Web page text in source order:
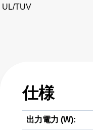
UL/TUV
仕様
出力電力 (W):